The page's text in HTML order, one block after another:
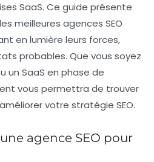
SaaS. Ce guide présente
meilleures agences SEO
en lumière leurs forces,
probables. Que vous soyez
un SaaS en phase de
vous permettra de trouver
votre stratégie SEO.
agence SEO pour